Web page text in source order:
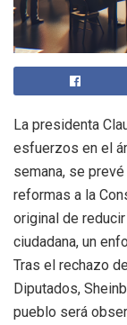
La presidenta
esfuerzos en el
semana, se
reformas a la
original de
ciudadana, un
Tras el rechazo
Diputados,
pueblo será